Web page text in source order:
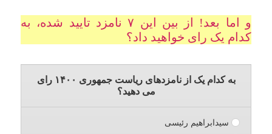
و اما بعد! از بین این ۷ نامزد تایید شده، به
کدام یک رای خواهید داد؟
به کدام یک از نامزدهای ریاست جمهوری ۱۴۰۰ رای
می دهید؟
سیدابراهیم رئیسی